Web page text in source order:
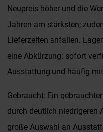
Neupreis höher und die
Jahren am stärksten;
Lieferzeiten anfallen.
eine Abkürzung: sofort
Ausstattung und häufig
Gebraucht: Ein
durch deutlich niedrigeren
große Auswahl an